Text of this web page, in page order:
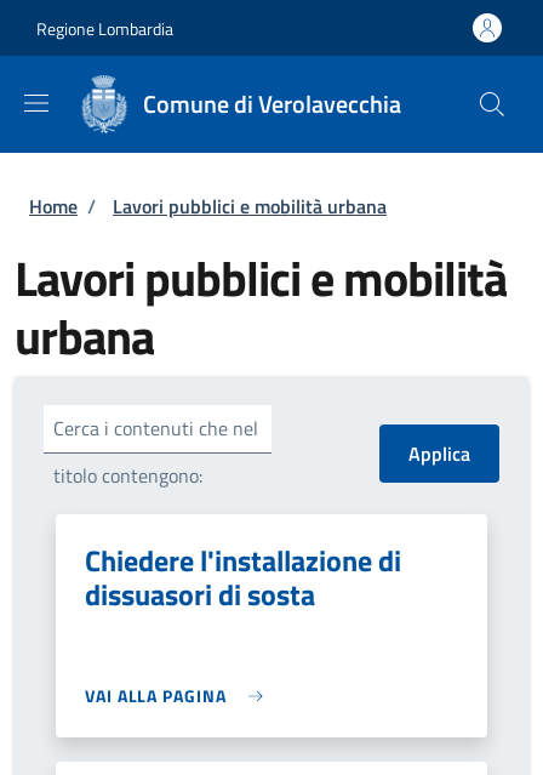
Regione Lombardia
Comune di Verolavecchia
Briciole di pane
Home / Lavori pubblici e mobilità urbana
Lavori pubblici e mobilità
urbana
Cerca i contenuti che nel
titolo contengono:
Chiedere l'installazione di
dissuasori di sosta
VAI ALLA PAGINA